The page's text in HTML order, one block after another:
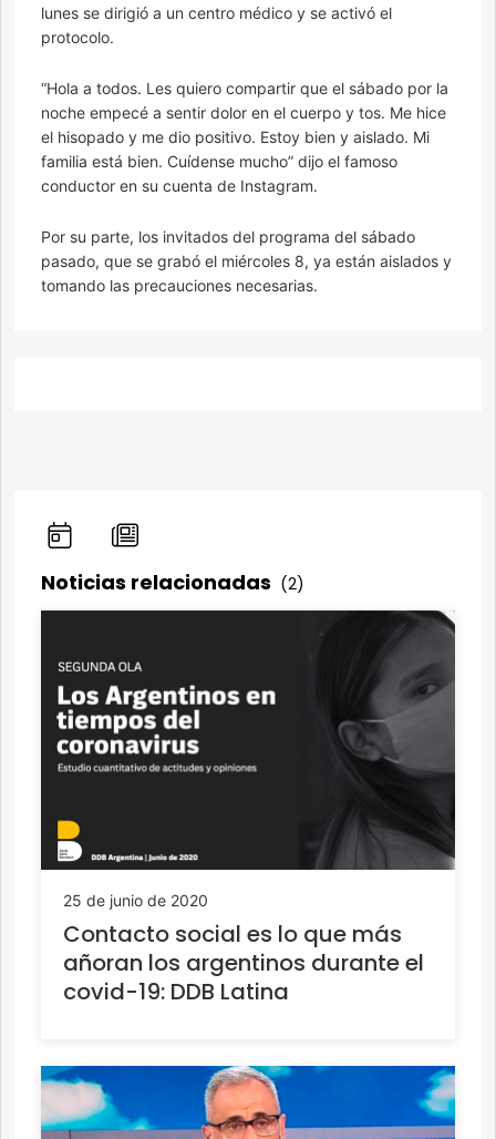
lunes se dirigió a un centro médico y se activó el
protocolo.
“Hola a todos. Les quiero compartir que el sábado por la
noche empecé a sentir dolor en el cuerpo y tos. Me hice
el hisopado y me dio positivo. Estoy bien y aislado. Mi
familia está bien. Cuídense mucho” dijo el famoso
conductor en su cuenta de Instagram.
Por su parte, los invitados del programa del sábado
pasado, que se grabó el miércoles 8, ya están aislados y
tomando las precauciones necesarias.
Noticias relacionadas (2)
25 de junio de 2020
Contacto social es lo que más
añoran los argentinos durante el
covid-19: DDB Latina